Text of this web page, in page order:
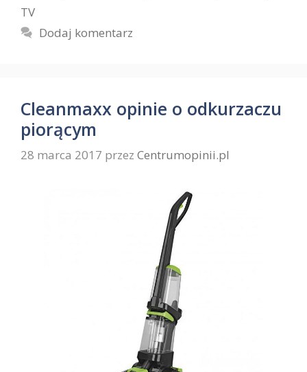
TV
Dodaj komentarz
Cleanmaxx opinie o odkurzaczu
piorącym
28 marca 2017 przez Centrumopinii.pl